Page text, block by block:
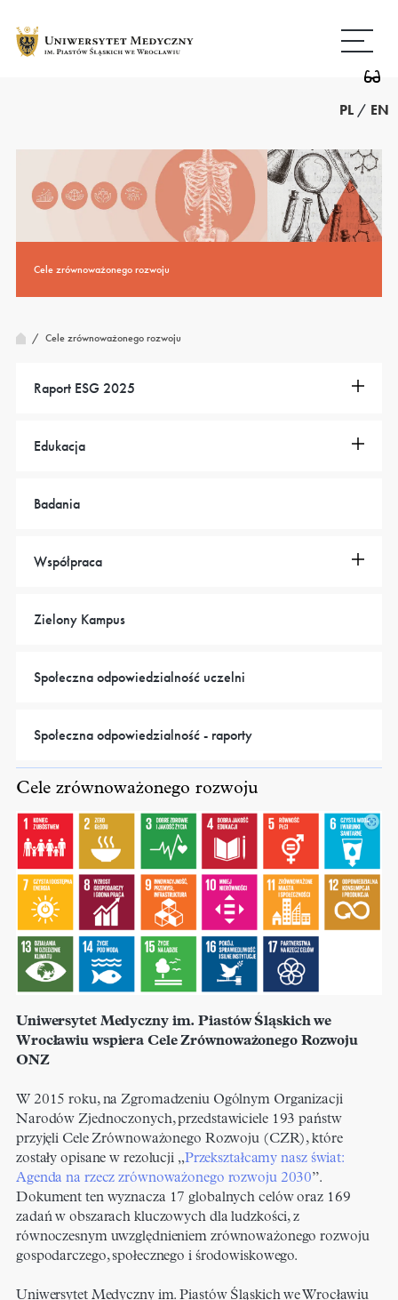
treści
strony
PL / EN
Cele zrównoważonego rozwoju
/ Cele zrównoważonego rozwoju
Raport ESG 2025
Edukacja
Badania
Współpraca
Zielony Kampus
Społeczna odpowiedzialność uczelni
Społeczna odpowiedzialność - raporty
Cele zrównoważonego rozwoju
Uniwersytet Medyczny im. Piastów Śląskich we
Wrocławiu wspiera Cele Zrównoważonego Rozwoju
ONZ
W 2015 roku, na Zgromadzeniu Ogólnym Organizacji
Narodów Zjednoczonych, przedstawiciele 193 państw
przyjęli Cele Zrównoważonego Rozwoju (CZR), które
zostały opisane w rezolucji „Przekształcamy nasz świat:
Agenda na rzecz zrównoważonego rozwoju 2030”.
Dokument ten wyznacza 17 globalnych celów oraz 169
zadań w obszarach kluczowych dla ludzkości, z
równoczesnym uwzględnieniem zrównoważonego rozwoju
gospodarczego, społecznego i środowiskowego.
Uniwersytet Medyczny im. Piastów Śląskich we Wrocławiu